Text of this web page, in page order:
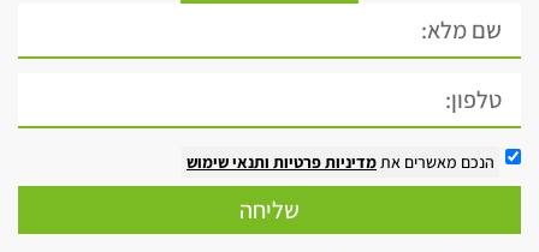
הנכם מאשרים אתמדיניות פרטיות ותנאי שימוש
שליחה